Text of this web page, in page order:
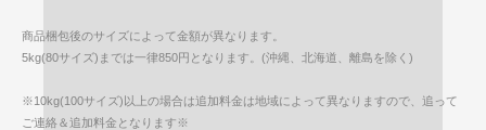
商品梱包後のサイズによって金額が異なります。
5kg(80サイズ)までは一律850円となります。(沖縄、北海道、離島を除く)
※10kg(100サイズ)以上の場合は追加料金は地域によって異なりますので、追って
ご連絡＆追加料金となります※